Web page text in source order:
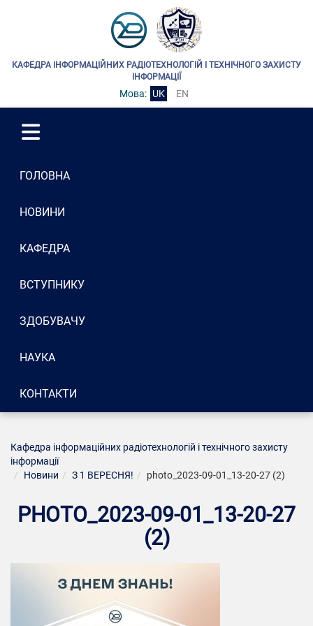
КАФЕДРА ІНФОРМАЦІЙНИХ РАДІОТЕХНОЛОГІЙ І ТЕХНІЧНОГО ЗАХИСТУ
ІНФОРМАЦІЇ
Мова: UK EN
ГОЛОВНА
НОВИНИ
КАФЕДРА
ВСТУПНИКУ
ЗДОБУВАЧУ
НАУКА
КОНТАКТИ
Кафедра інформаційних радіотехнологій і технічного захисту
інформації
Новини
З 1 ВЕРЕСНЯ! photo_2023-09-01_13-20-27 (2)
PHOTO_2023-09-01_13-20-27
(2)